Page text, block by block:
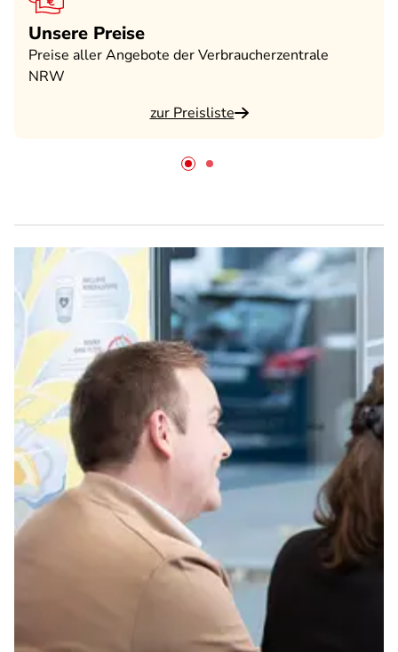
Unsere Preise
Preise aller Angebote der Verbraucherzentrale
NRW
zur Preisliste